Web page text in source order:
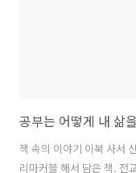
공부는 어떻게 내 삶
책 속의 이야기 이북 사서
리마커블 해서 담은 책. 전